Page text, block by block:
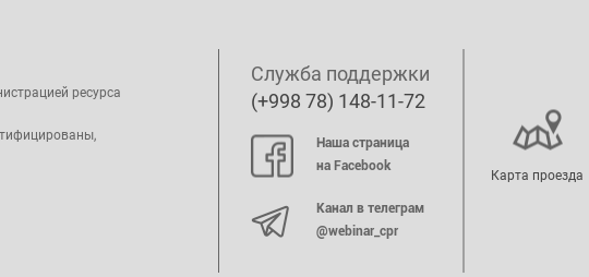
ресурса
Служба поддержки
(+998 78) 148-11-72
Наша страница
на Facebook
Канал в телеграм
@webinar_cpr
Карта проезда